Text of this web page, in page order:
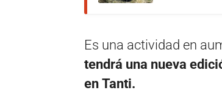
Es una actividad en
tendrá una nueva
en Tanti.